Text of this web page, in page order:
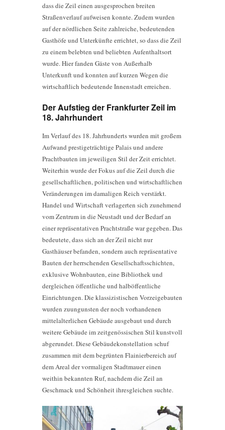
dass die Zeil einen ausgesprochen breiten
Straßenverlauf aufweisen konnte. Zudem wurden
auf der nördlichen Seite zahlreiche, bedeutenden
Gasthöfe und Unterkünfte errichtet, so dass die Zeil
zu einem belebten und beliebten Aufenthaltsort
wurde. Hier fanden Gäste von Außerhalb
Unterkunft und konnten auf kurzen Wegen die
wirtschaftlich bedeutende Innenstadt erreichen.
Der Aufstieg der Frankfurter Zeil im
18. Jahrhundert
Im Verlauf des 18. Jahrhunderts wurden mit großem
Aufwand prestigeträchtige Palais und andere
Prachtbauten im jeweiligen Stil der Zeit errichtet.
Weiterhin wurde der Fokus auf die Zeil durch die
gesellschaftlichen, politischen und wirtschaftlichen
Veränderungen im damaligen Reich verstärkt.
Handel und Wirtschaft verlagerten sich zunehmend
vom Zentrum in die Neustadt und der Bedarf an
einer repräsentativen Prachtstraße war gegeben. Das
bedeutete, dass sich an der Zeil nicht nur
Gasthäuser befanden, sondern auch repräsentative
Bauten der herrschenden Gesellschaftsschichten,
exklusive Wohnbauten, eine Bibliothek und
dergleichen öffentliche und halböffentliche
Einrichtungen. Die klassizistischen Vorzeigebauten
wurden zuungunsten der noch vorhandenen
mittelalterlichen Gebäude ausgebaut und durch
weitere Gebäude im zeitgenössischen Stil kunstvoll
abgerundet. Diese Gebäudekonstellation schuf
zusammen mit dem begrünten Flainierbereich auf
dem Areal der vormaligen Stadtmauer einen
weithin bekannten Ruf, nachdem die Zeil an
Geschmack und Schönheit ihresgleichen suchte.